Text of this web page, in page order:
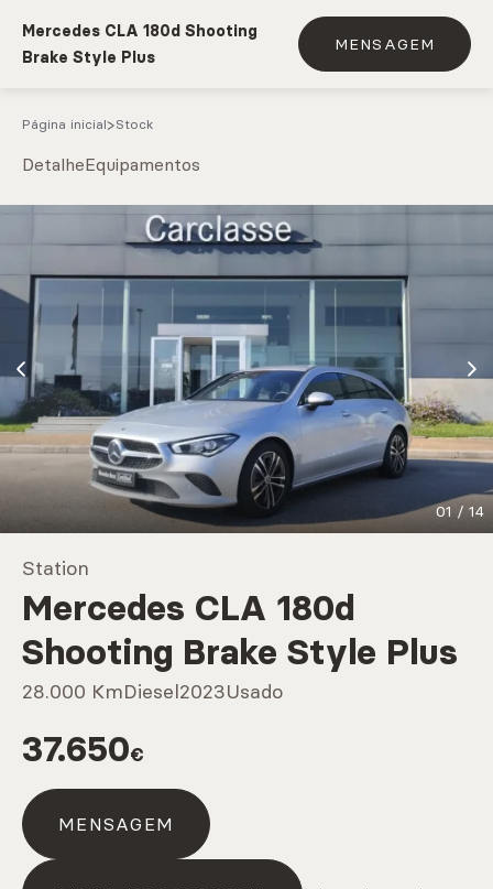
Mercedes CLA 180d Shooting
Brake Style Plus
MENSAGEM
Página inicial Stock
DetalheEquipamentos
01 / 14
Station
Mercedes CLA 180d
Shooting Brake Style Plus
28.000 KmDiesel2023Usado
37.650€
MENSAGEM
e.g. Mercedes-Benz; BMW; Ford
Stock
CARREGAR MAIS
Marcas
CARREGAR MAIS
CARREGAR MAIS